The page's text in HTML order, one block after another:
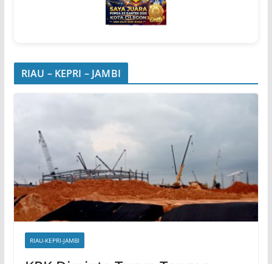
RIAU – KEPRI – JAMBI
RIAU-KEPRI-JAMBI